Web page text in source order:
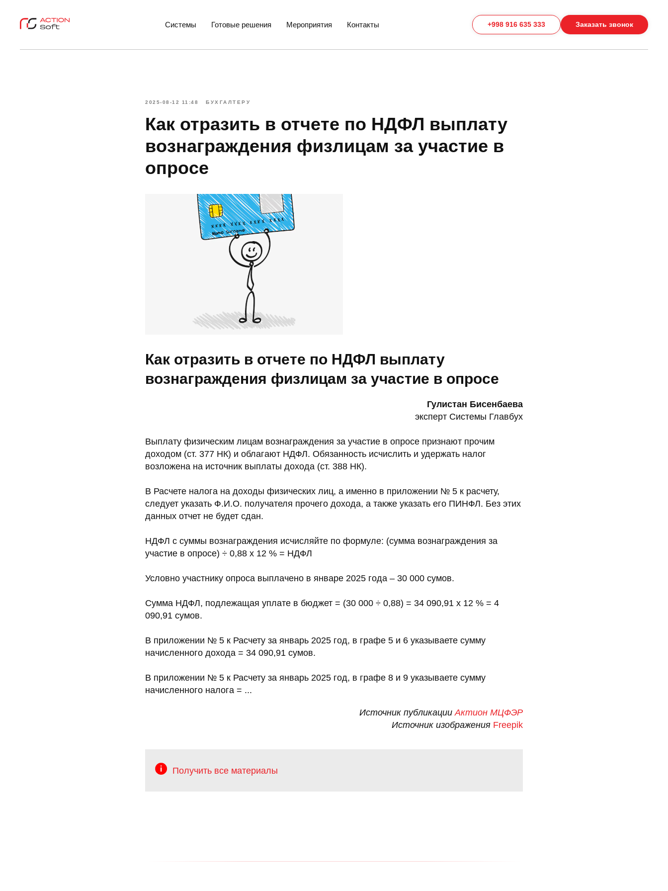
Системы Готовые решения Мероприятия Контакты +998 916 635 333 Заказать звонок
2025-08-12 11:48 БУХГАЛТЕРУ
Как отразить в отчете по НДФЛ выплату
вознаграждения физлицам за участие в
опросе
Как отразить в отчете по НДФЛ выплату
вознаграждения физлицам за участие в опросе
Гулистан Бисенбаева
эксперт Системы Главбух
Выплату физическим лицам вознаграждения за участие в опросе признают прочим
доходом (ст. 377 НК) и облагают НДФЛ. Обязанность исчислить и удержать налог
возложена на источник выплаты дохода (ст. 388 НК).
В Расчете налога на доходы физических лиц, а именно в приложении № 5 к расчету,
следует указать Ф.И.О. получателя прочего дохода, а также указать его ПИНФЛ. Без этих
данных отчет не будет сдан.
НДФЛ с суммы вознаграждения исчисляйте по формуле: (сумма вознаграждения за
участие в опросе) ÷ 0,88 х 12 % = НДФЛ
Условно участнику опроса выплачено в январе 2025 года – 30 000 сумов.
Сумма НДФЛ, подлежащая уплате в бюджет = (30 000 ÷ 0,88) = 34 090,91 х 12 % = 4
090,91 сумов.
В приложении № 5 к Расчету за январь 2025 год, в графе 5 и 6 указываете сумму
начисленного дохода = 34 090,91 сумов.
В приложении № 5 к Расчету за январь 2025 год, в графе 8 и 9 указываете сумму
начисленного налога = ...
Источник публикацииАктион МЦФЭР
Источник изображения Freepik
Получить все материалы